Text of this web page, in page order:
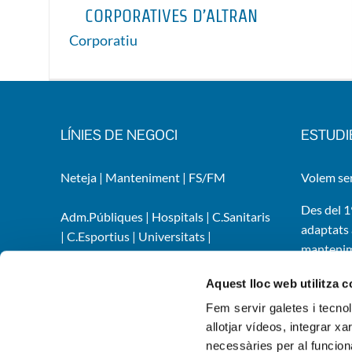
Aquest lloc web utilitza
Fem servir galetes i
allotjar vídeos, integrar
necessàries per al
MANTENIMENT INSTAL·LACIONS
CORPORATIVES D’ALTRAN
CORPORATIVES D’ALTRAN
Corporatiu
LÍNIES DE NEGOCI
Neteja | Manteniment | FS/FM
Adm.Públiques | Hospitals | C.Sanitaris
| C.Esportius | Universitats |
C.Educatius|Teatres, auditoris i lleure|
Volem
Des del
adaptats
àmplia